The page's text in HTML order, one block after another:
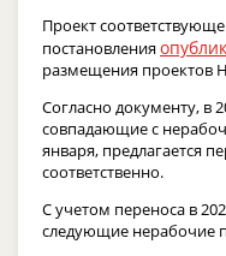
Проект
постановления
размещения проектов
Согласно документу, в
совпадающие ‎с
января, предлагается
соответственно.
С учетом переноса в
следующие нерабочие